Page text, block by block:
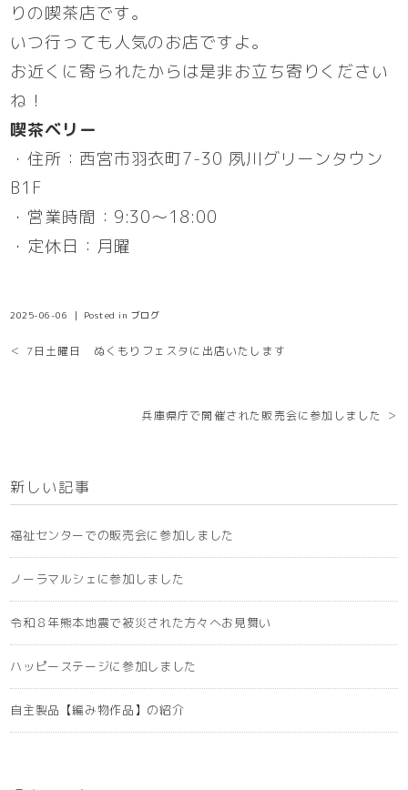
りの喫茶店です。
いつ行っても人気のお店ですよ。
お近くに寄られたからは是非お立ち寄りください
ね！
喫茶ベリー
・住所：西宮市羽衣町7-30 夙川グリーンタウン
B1F
・営業時間：9:30〜18:00
・定休日：月曜
2025-06-06 ｜ Posted in ブログ
＜ 7日土曜日 ぬくもりフェスタに出店いたします
兵庫県庁で開催された販売会に参加しました ＞
新しい記事
福祉センターでの販売会に参加しました
ノーラマルシェに参加しました
令和８年熊本地震で被災された方々へお見舞い
ハッピーステージに参加しました
自主製品【編み物作品】の紹介